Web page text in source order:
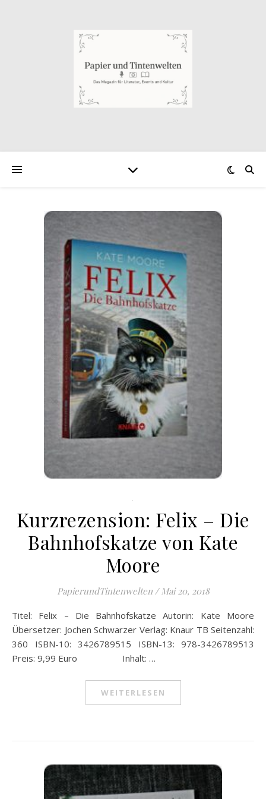
.
Kurzrezension: Felix – Die
Bahnhofskatze von Kate
Moore
PapierundTintenwelten / Mai 20, 2018
Titel: Felix – Die Bahnhofskatze Autorin: Kate Moore
Übersetzer: Jochen Schwarzer Verlag: Knaur TB Seitenzahl:
360 ISBN-10: 3426789515 ISBN-13: 978-3426789513
Preis: 9,99 Euro Inhalt: …
WEITERLESEN